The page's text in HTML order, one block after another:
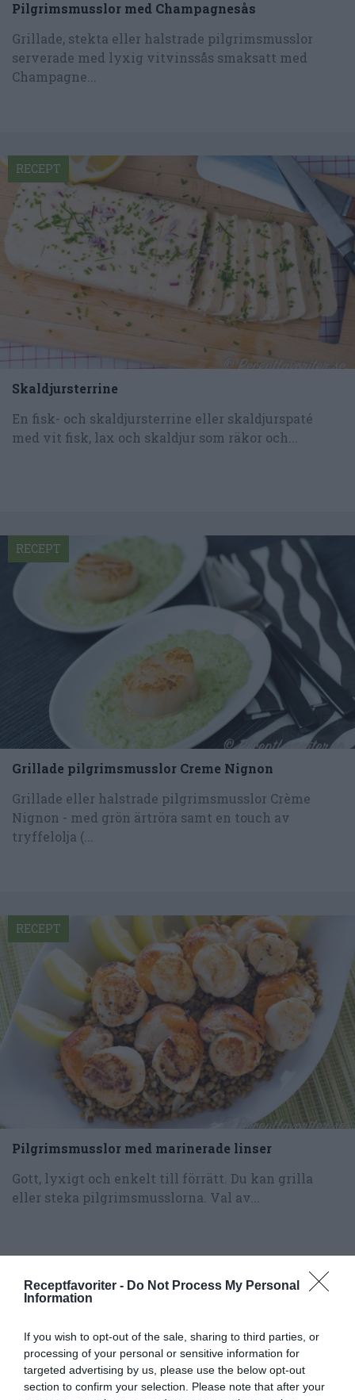
Receptfavoriter - Do Not Process My Personal
Information
If you wish to opt-out of the sale, sharing to third parties, or
processing of your personal or sensitive information for
targeted advertising by us, please use the below opt-out
section to confirm your selection. Please note that after your
Pilgrimsmusslor med Champagnesås
Grillade, stekta eller halstrade pilgrimsmusslor
serverade med lyxig vitvinssås smaksatt med
Champagne...
Skaldjursterrine
En fisk- och skaldjursterrine eller skaldjurspaté
med vit fisk, lax och skaldjur som räkor och...
RECEPT
Grillade pilgrimsmusslor Creme Nignon
Grillade eller halstrade pilgrimsmusslor Crème
Nignon - med grön ärtröra samt en touch av
tryffelolja (...
RECEPT
Pilgrimsmusslor med marinerade linser
Gott, lyxigt och enkelt till förrätt. Du kan grilla
eller steka pilgrimsmusslorna. Val av...
RECEPT